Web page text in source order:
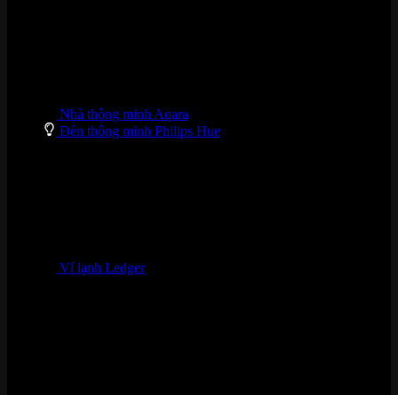
Nhà thông minh Aqara
Đèn thông minh Philips Hue
Ví lạnh Ledger